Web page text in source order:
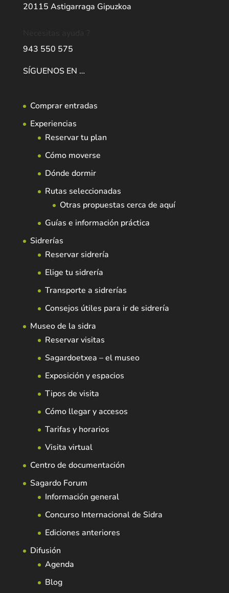
20115 Astigarraga Gipuzkoa
943 550 575
SÍGUENOS EN …
Comprar entradas
Experiencias
Reservar tu plan
Cómo moverse
Dónde dormir
Rutas seleccionadas
Otras propuestas cerca de aquí
Guías e información práctica
Sidrerías
Reservar sidrería
Elige tu sidrería
Transporte a sidrerías
Consejos útiles para ir de sidrería
Museo de la sidra
Reservar visitas
Sagardoetxea – el museo
Exposición y espacios
Tipos de visita
Cómo llegar y accesos
Tarifas y horarios
Visita virtual
Centro de documentación
Sagardo Forum
Información general
Concurso Internacional de Sidra
Ediciones anteriores
Difusión
Agenda
Blog